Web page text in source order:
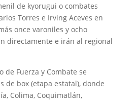
de kyorugui o combates
Torres e Irving Aceves en
once varoniles y ocho
directamente e irán al regional
de Fuerza y Combate se
de box (etapa estatal), donde
Colima, Coquimatlán,